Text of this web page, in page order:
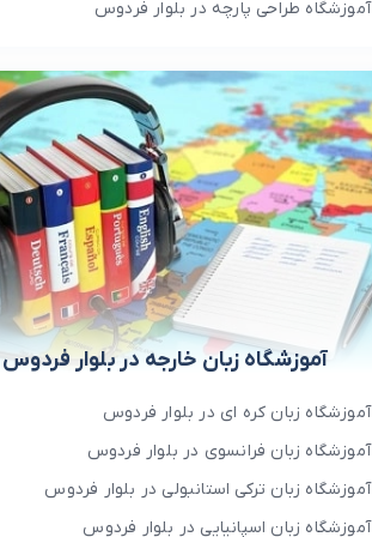
آموزشگاه طراحی پارچه در بلوار فردوس
آموزشگاه زبان خارجه در بلوار فردوس
آموزشگاه زبان کره ای در بلوار فردوس
آموزشگاه زبان فرانسوی در بلوار فردوس
آموزشگاه زبان ترکی استانبولی در بلوار فردوس
آموزشگاه زبان اسپانیایی در بلوار فردوس